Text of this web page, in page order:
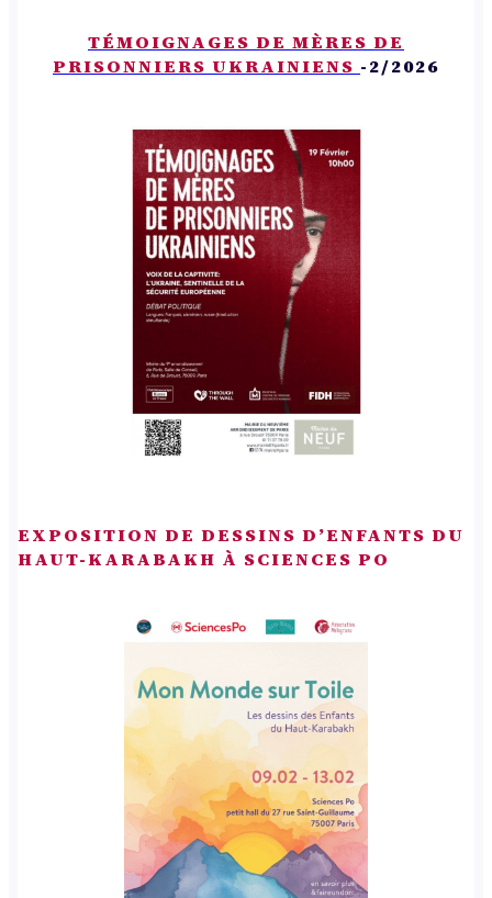
TÉMOIGNAGES DE MÈRES DE
PRISONNIERS UKRAINIENS -2/2026
EXPOSITION DE DESSINS D’ENFANTS DU
HAUT-KARABAKH À SCIENCES PO